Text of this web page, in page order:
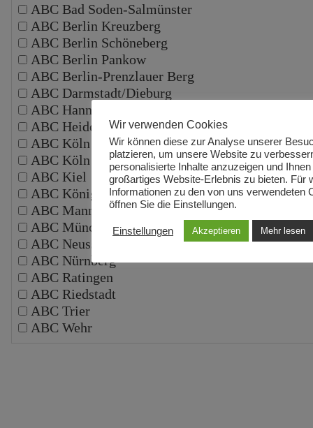
ABC Bad Soden-Salmünster
ABC Berlin Kreuzberg
ABC Berlin Schöneberg
ABC Berlin Pankow
ABC Berlin-Prenzlauer Berg
ABC Darmstadt/Dieburg
ABC Hannover
ABC Heidelberg
ABC Köln
ABC Köln Schälsick
ABC Kiel
ABC Königswinter
ABC Mannheim
ABC München
ABC Neuss
ABC Nürnberg
ABC Ratingen
ABC Riedstadt
ABC Trier
ABC Wehr
Wir verwenden Cookies
Wir können diese zur Analyse unserer
platzieren, um unsere Website zu
personalisierte Inhalte anzuzeigen und Ihnen
großartiges Website-Erlebnis zu bieten. Für
Informationen zu den von uns verwendeten
öffnen Sie die Einstellungen.
Einstellungen Akzeptieren Mehr lesen